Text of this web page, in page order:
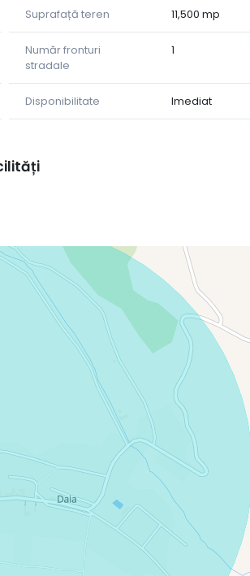
de liniște aproape de oraș!
Suprafață teren 11,500 mp
Număr fronturi
stradale
1
Disponibilitate Imediat